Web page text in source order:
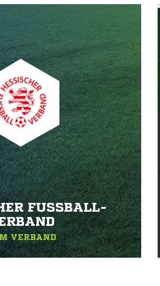
FUSSBALL-V
VERBAND